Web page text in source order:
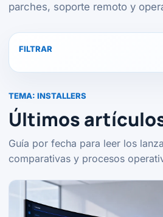
parches, soporte remoto y
FILTRAR
TEMA: INSTALLERS
Últimos
Guía por fecha para leer los
comparativas y procesos